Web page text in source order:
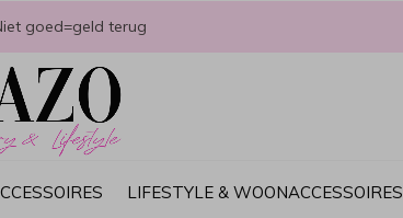
LIFESTYLE & WOONACCESSOIRES
goed=geld terug